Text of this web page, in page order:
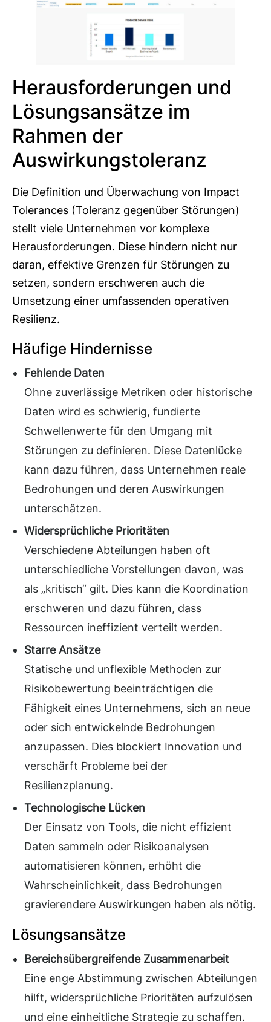
Herausforderungen und
Lösungsansätze im
Rahmen der
Auswirkungstoleranz
Die Definition und Überwachung von Impact
Tolerances (Toleranz gegenüber Störungen)
stellt viele Unternehmen vor komplexe
Herausforderungen. Diese hindern nicht nur
daran, effektive Grenzen für Störungen zu
setzen, sondern erschweren auch die
Umsetzung einer umfassenden operativen
Resilienz.
Häufige Hindernisse
Fehlende Daten
Ohne zuverlässige Metriken oder historische
Daten wird es schwierig, fundierte
Schwellenwerte für den Umgang mit
Störungen zu definieren. Diese Datenlücke
kann dazu führen, dass Unternehmen reale
Bedrohungen und deren Auswirkungen
unterschätzen.
Widersprüchliche Prioritäten
Verschiedene Abteilungen haben oft
unterschiedliche Vorstellungen davon, was
als „kritisch“ gilt. Dies kann die Koordination
erschweren und dazu führen, dass
Ressourcen ineffizient verteilt werden.
Starre Ansätze
Statische und unflexible Methoden zur
Risikobewertung beeinträchtigen die
Fähigkeit eines Unternehmens, sich an neue
oder sich entwickelnde Bedrohungen
anzupassen. Dies blockiert Innovation und
verschärft Probleme bei der
Resilienzplanung.
Technologische Lücken
Der Einsatz von Tools, die nicht effizient
Daten sammeln oder Risikoanalysen
automatisieren können, erhöht die
Wahrscheinlichkeit, dass Bedrohungen
gravierendere Auswirkungen haben als nötig.
Lösungsansätze
Bereichsübergreifende Zusammenarbeit
Eine enge Abstimmung zwischen Abteilungen
hilft, widersprüchliche Prioritäten aufzulösen
und eine einheitliche Strategie zu schaffen.